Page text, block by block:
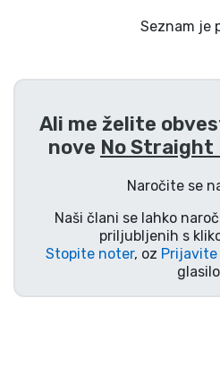
Seznam je
Ali me želite
nove No Straight
Naročite se
Naši člani se lahko
priljubljenih s
Stopite noter, oz Prijavite
Dostava in plačilo
Tv serijske izdelki
Filmske izdelki
Risani izdelki
Anime izdelki